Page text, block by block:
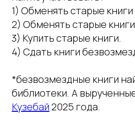
1) Обменять старые
2) Обменять старые
3) Купить старые книги.
4) Сдать книги
*безвозмездные книги
библиотеки. А
Кузебай2025 года.